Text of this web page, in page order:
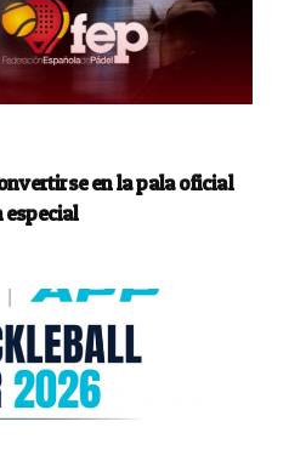
en la pala oficial
especial